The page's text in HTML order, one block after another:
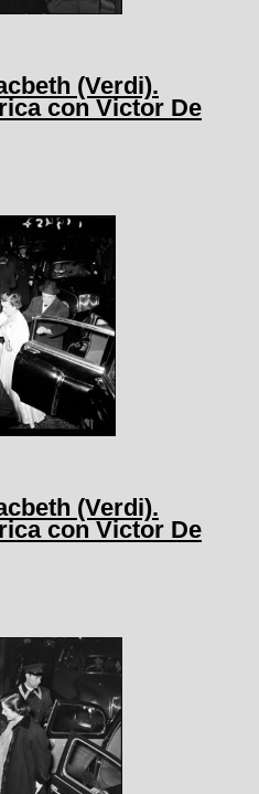
(Verdi).
con Victor De
(Verdi).
con Victor De